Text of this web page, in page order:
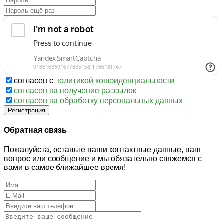
согласен с политикой конфиденциальности
согласен на получение рассылок
согласен на обработку персональных данных
Регистрация
Обратная связь
Пожалуйста, оставьте ваши контактные данные, ваш
вопрос или сообщение и мы обязательно свяжемся с
вами в самое ближайшее время!